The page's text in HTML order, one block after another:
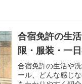
合宿免許の生
限・服装・一
合宿免許の生活や
ール、どんな感じ